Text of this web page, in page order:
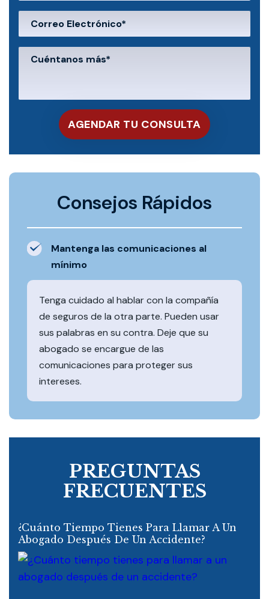
Consejos Rápidos
Mantenga las comunicaciones al
mínimo
Tenga cuidado al hablar con la compañía
de seguros de la otra parte. Pueden usar
sus palabras en su contra. Deje que su
abogado se encargue de las
comunicaciones para proteger sus
intereses.
PREGUNTAS
FRECUENTES
¿Cuánto Tiempo Tienes Para Llamar A Un
Abogado Después De Un Accidente?